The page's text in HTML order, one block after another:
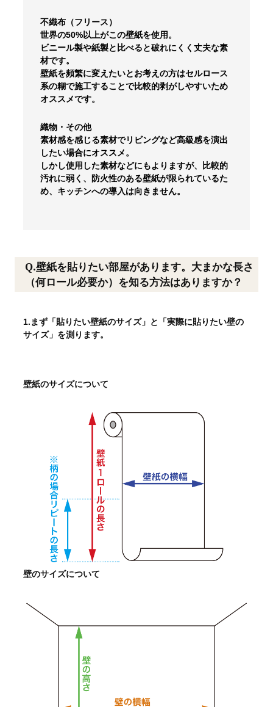
不織布（フリース）
世界の50%以上がこの壁紙を使用。
ビニール製や紙製と比べると破れにくく丈夫な素
材です。
壁紙を頻繁に変えたいとお考えの方はセルロース
系の糊で施工することで比較的剥がしやすいため
オススメです。
織物・その他
素材感を感じる素材でリビングなど高級感を演出
したい場合にオススメ。
しかし使用した素材などにもよりますが、比較的
汚れに弱く、防火性のある壁紙が限られているた
め、キッチンへの導入は向きません。
Q.壁紙を貼りたい部屋があります。大まかな長さ
（何ロール必要か）を知る方法はありますか？
1.まず「貼りたい壁紙のサイズ」と「実際に貼りたい壁の
サイズ」を測ります。
壁紙のサイズについて
壁のサイズについて